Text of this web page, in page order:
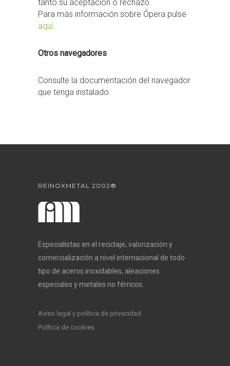
tanto su aceptación o rechazo.
Para más información sobre Ópera pulse
aquí.
Otros navegadores
Consulte la documentación del navegador
que tenga instalado.
REINOXMETAL 2002®
Especialistas en el reciclaje, valorización y
comercialización a nivel internacional de todo
tipo de aceros inoxidables, aleaciones
especiales y metales no férricos.
Aviso legal y política de privacidad
Política de cookies